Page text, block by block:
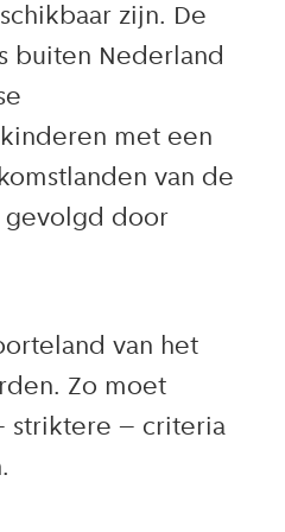
zijn. De
buiten Nederland
met een
van de
gevolgd door
van het
Zo moet
striktere – criteria